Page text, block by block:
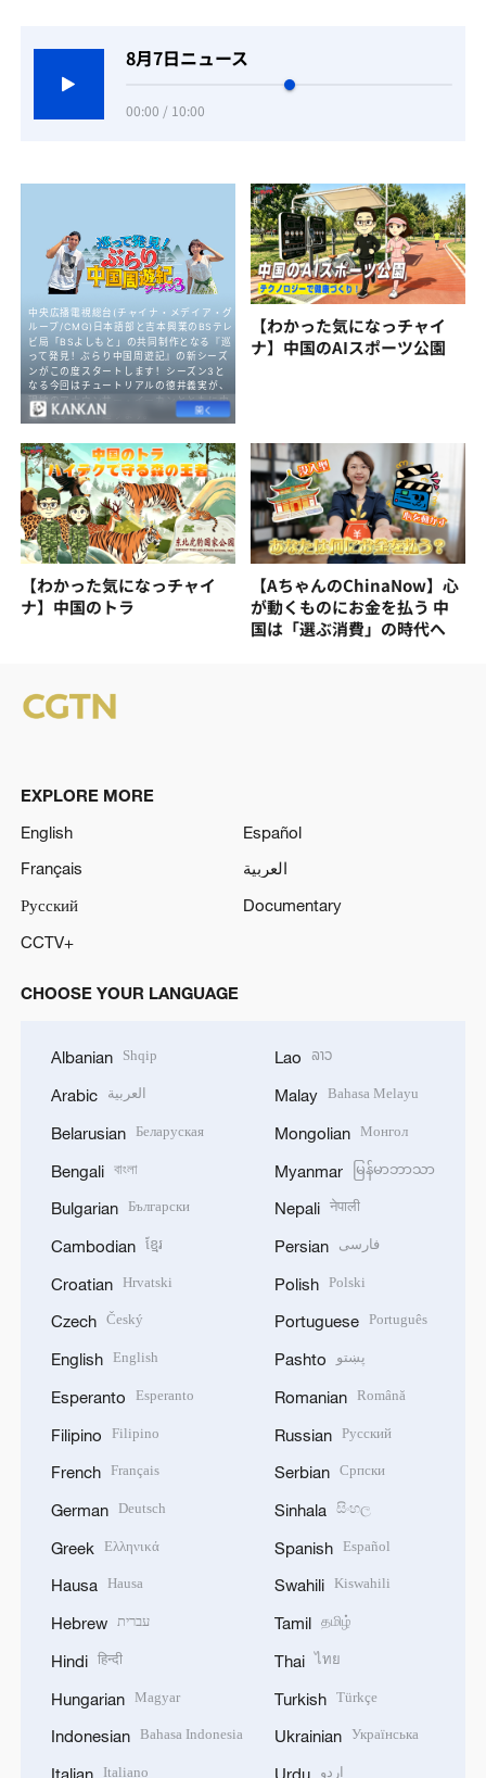
8月7日ニュース
00:00 / 10:00
【わかった気になっチャイ
ナ】中国のAIスポーツ公園
【わかった気になっチャイ
ナ】中国のトラ
【AちゃんのChinaNow】心
が動くものにお金を払う 中
国は「選ぶ消費」の時代へ
EXPLORE MORE
English
Español
Français
العربية
Русский
Documentary
CCTV+
CHOOSE YOUR LANGUAGE
Albanian Shqip
Arabic العربية
Belarusian Беларуская
Bengali বাংলা
Bulgarian Български
Cambodian ខ្មែរ
Croatian Hrvatski
Czech Český
English English
Esperanto Esperanto
Filipino Filipino
French Français
German Deutsch
Greek Ελληνικά
Hausa Hausa
Hebrew עברית
Hindi हिन्दी
Hungarian Magyar
Indonesian Bahasa Indonesia
Italian Italiano
Lao ລາວ
Malay Bahasa Melayu
Mongolian Монгол
Myanmar မြန်မာဘာသာ
Nepali नेपाली
Persian فارسی
Polish Polski
Portuguese Português
Pashto پښتو
Romanian Română
Russian Русский
Serbian Српски
Sinhala සිංහල
Spanish Español
Swahili Kiswahili
Tamil தமிழ்
Thai ไทย
Turkish Türkçe
Ukrainian Українська
Urdu اردو